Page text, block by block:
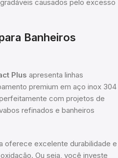
causados pelo excesso
Banheiros
Plus apresenta linhas
premium em aço inox 304
com projetos de
refinados e banheiros
oferece excelente durabilidade e
Ou seja, você investe